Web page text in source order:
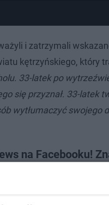
i zatrzymali
kętrzyńskiego, który
33-latek po
się przyznał. 33-latek
wytłumaczyć swojego
na Facebooku!